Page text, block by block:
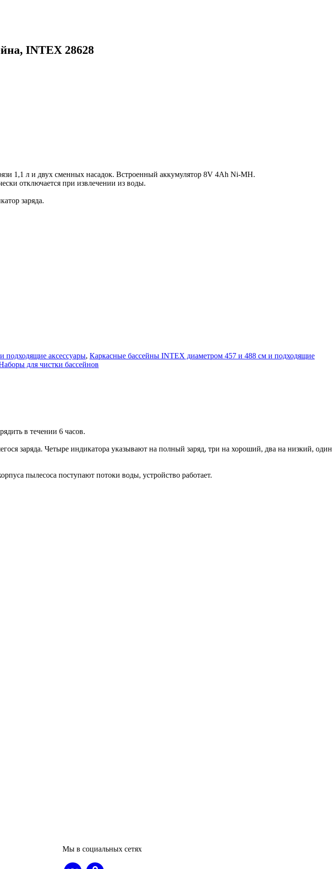
INTEX 28628
1,1 л и двух сменных насадок. Встроенный аккумулятор 8V 4Ah Ni-MH.
отключается при извлечении из воды.
заряда.
подходящие аксессуары, Каркасные бассейны INTEX диаметром 457 и 488 cм и подходящие
для чистки бассейнов
в течении 6 часов.
заряда. Четыре индикатора указывают на полный заряд, три на хороший, два на низкий, один
пылесоса поступают потоки воды, устройство работает.
Мы в социальных сетях